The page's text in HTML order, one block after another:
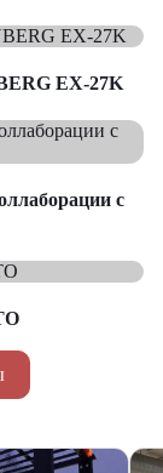
EX-27K
с